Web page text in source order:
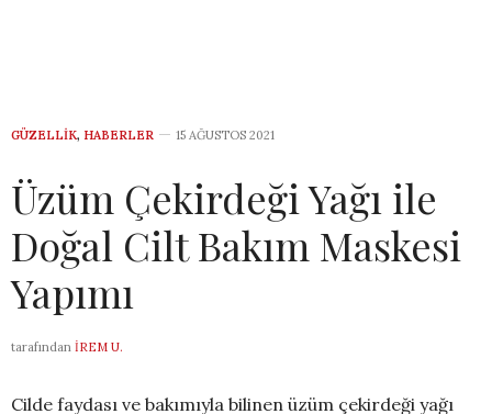
GÜZELLIK, HABERLER 15 AĞUSTOS 2021
Üzüm Çekirdeği Yağı ile
Doğal Cilt Bakım Maskesi
Yapımı
tarafından İREM U.
Cilde faydası ve bakımıyla bilinen üzüm çekirdeği yağı